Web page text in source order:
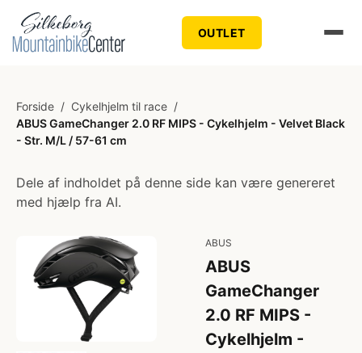
OUTLET
Forside / Cykelhjelm til race /
ABUS GameChanger 2.0 RF MIPS - Cykelhjelm - Velvet Black
- Str. M/L / 57-61 cm
Dele af indholdet på denne side kan være genereret
med hjælp fra AI.
ABUS
ABUS
GameChanger
2.0 RF MIPS -
Cykelhjelm -